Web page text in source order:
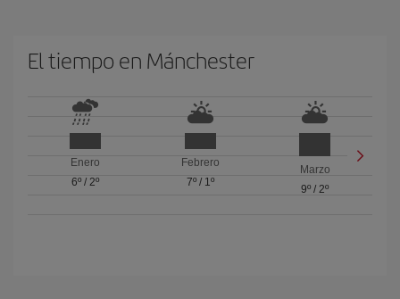
El tiempo en Mánchester
Enero
6º/ 2º
Febrero
7º/ 1º
Marzo
9º /2º